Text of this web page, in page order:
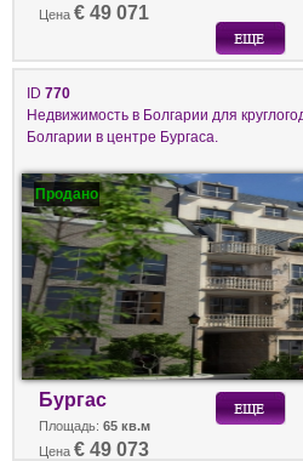
Цена € 49 071
ID 770
Недвижимость в Болгарии для
Болгарии в центре Бургаса.
Продано
Бургас
Площадь: 65 кв.м
Цена € 49 073